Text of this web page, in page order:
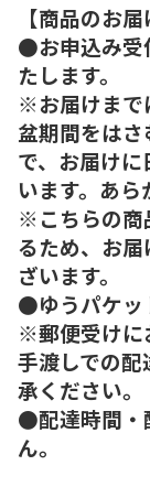
【商品のお
●お申込み受
たします。
※お届けまで
盆期間をは
で、お届け
います。あら
※こちらの商
るため、お
ざいます。
●ゆうパケッ
※郵便受けに
手渡しでの配
承ください。
●配達時間・
ん。